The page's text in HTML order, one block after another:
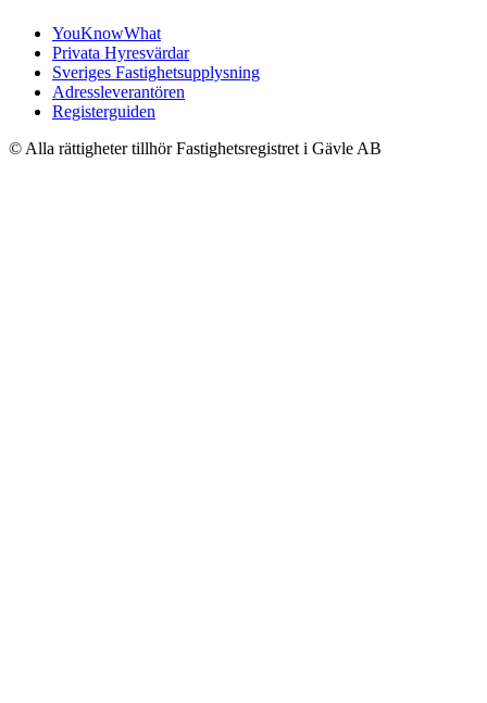
YouKnowWhat
Privata Hyresvärdar
Sveriges Fastighetsupplysning
Adressleverantören
Registerguiden
© Alla rättigheter tillhör Fastighetsregistret i Gävle AB